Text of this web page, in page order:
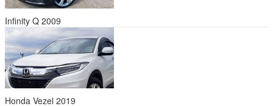
Infinity Q 2009
Honda Vezel 2019